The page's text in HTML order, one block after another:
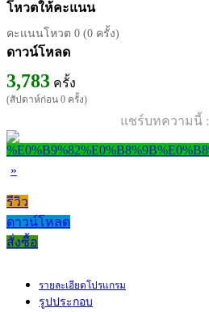
โหวตให้คะแนน
คะแนนโหวต 0 (0 ครั้ง)
ดาวน์โหลด
3,783 ครั้ง
(สัปดาห์ก่อน 0 ครั้ง)
แชร์บทความนี้ :
»
รีวิว
ดาวน์โหลด
สั่งซื้อ
รายละเอียดโปรแกรม
รูปประกอบ